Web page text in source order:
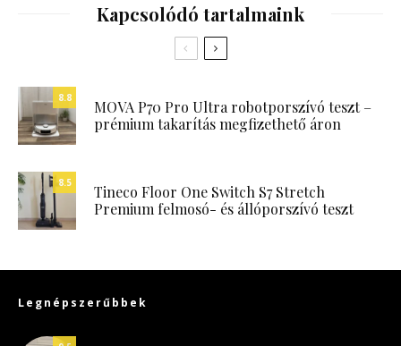
Kapcsolódó tartalmaink
8.8
MOVA P70 Pro Ultra robotporszívó teszt –
prémium takarítás megfizethető áron
8.5
Tineco Floor One Switch S7 Stretch
Premium felmosó- és állóporszívó teszt
Legnépszerűbbek